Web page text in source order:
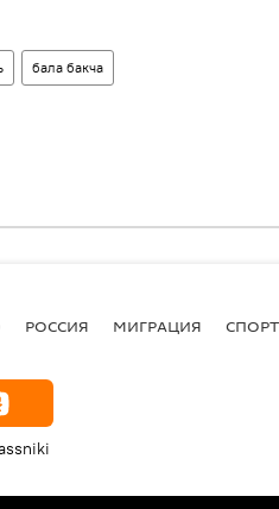
бала бакча
РОССИЯ МИГРАЦИЯ СПОРТ